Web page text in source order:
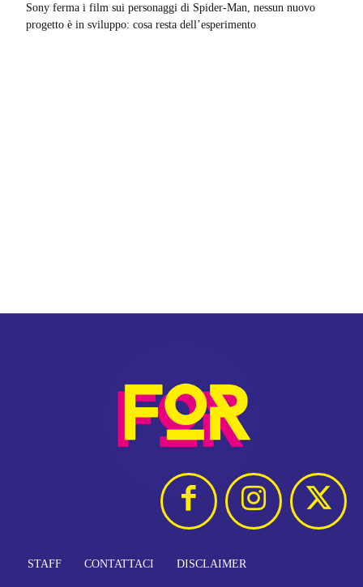
Sony ferma i film sui personaggi di Spider-Man, nessun nuovo
progetto è in sviluppo: cosa resta dell’esperimento
STAFF CONTATTACI DISCLAIMER